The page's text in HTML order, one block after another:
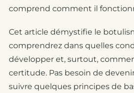
comprend comment il
Cet article démystifie le
comprendrez dans quelles
développer et, surtout,
certitude. Pas besoin de
suivre quelques principes de